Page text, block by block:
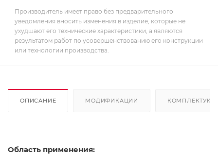
Производитель имеет право без предварительного
уведомления вносить изменения в изделие, которые не
ухудшают его технические характеристики, а являются
результатом работ по усовершенствованию его конструкции
или технологии производства.
ОПИСАНИЕ МОДИФИКАЦИИ
Область применения: